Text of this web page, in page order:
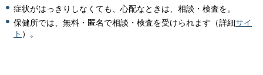
症状がはっきりしなくても、心配なときは、相談・検査を。
保健所では、無料・匿名で相談・検査を受けられます（詳細サイ
ト ）。